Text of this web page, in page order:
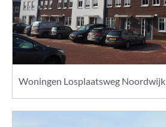
Woningen Losplaatsweg Noordwijk